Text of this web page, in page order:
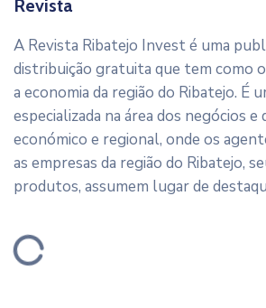
Revista
A Revista Ribatejo Invest é uma
distribuição gratuita que tem como
a economia da região do Ribatejo. É
especializada na área dos negócios
económico e regional, onde os
as empresas da região do Ribatejo,
produtos, assumem lugar de